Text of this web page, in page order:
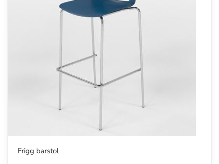
Frigg barstol